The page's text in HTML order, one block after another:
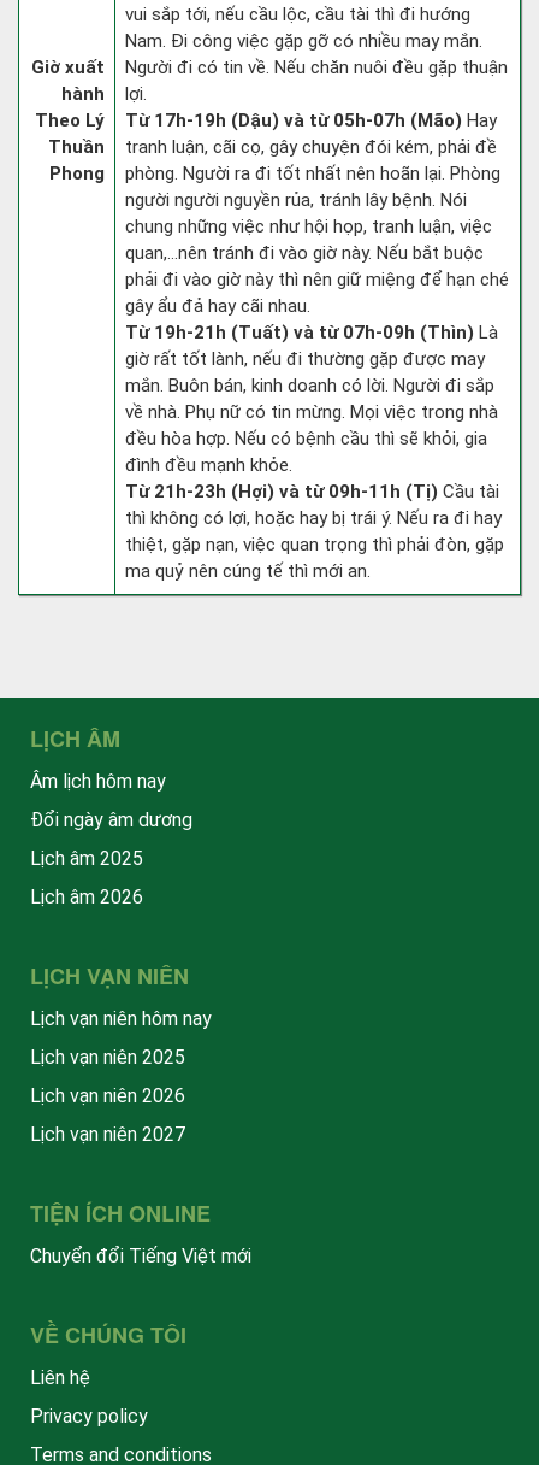
Giờ xuất
hành
Theo Lý
Thuần
Phong
vui sắp tới, nếu cầu lộc, cầu tài thì đi hướng
Nam. Đi công việc gặp gỡ có nhiều may mắn.
Người đi có tin về. Nếu chăn nuôi đều gặp thuận
lợi.
Từ 17h-19h (Dậu) và từ 05h-07h (Mão) Hay
tranh luận, cãi cọ, gây chuyện đói kém, phải đề
phòng. Người ra đi tốt nhất nên hoãn lại. Phòng
người người nguyền rủa, tránh lây bệnh. Nói
chung những việc như hội họp, tranh luận, việc
quan,…nên tránh đi vào giờ này. Nếu bắt buộc
phải đi vào giờ này thì nên giữ miệng để hạn ché
gây ẩu đả hay cãi nhau.
Từ 19h-21h (Tuất) và từ 07h-09h (Thìn) Là
giờ rất tốt lành, nếu đi thường gặp được may
mắn. Buôn bán, kinh doanh có lời. Người đi sắp
về nhà. Phụ nữ có tin mừng. Mọi việc trong nhà
đều hòa hợp. Nếu có bệnh cầu thì sẽ khỏi, gia
đình đều mạnh khỏe.
Từ 21h-23h (Hợi) và từ 09h-11h (Tị) Cầu tài
thì không có lợi, hoặc hay bị trái ý. Nếu ra đi hay
thiệt, gặp nạn, việc quan trọng thì phải đòn, gặp
ma quỷ nên cúng tế thì mới an.
LỊCH ÂM
Âm lịch hôm nay
Đổi ngày âm dương
Lịch âm 2025
Lịch âm 2026
LỊCH VẠN NIÊN
Lịch vạn niên hôm nay
Lịch vạn niên 2025
Lịch vạn niên 2026
Lịch vạn niên 2027
TIỆN ÍCH ONLINE
Chuyển đổi Tiếng Việt mới
VỀ CHÚNG TÔI
Liên hệ
Privacy policy
Terms and conditions